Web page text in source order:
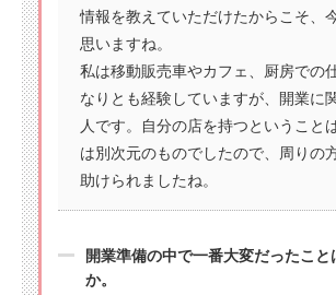
情報を教えていただけたからこそ、
思いますね。
私は移動販売車やカフェ、厨房での
なりとも経験していますが、開業に
人です。自分の店を持つということ
は別次元のものでしたので、周りの
助けられましたね。
開業準備の中で一番大変だったこと
か。